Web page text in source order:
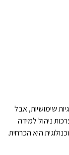
שימושיות, אבל
ניהול למידה